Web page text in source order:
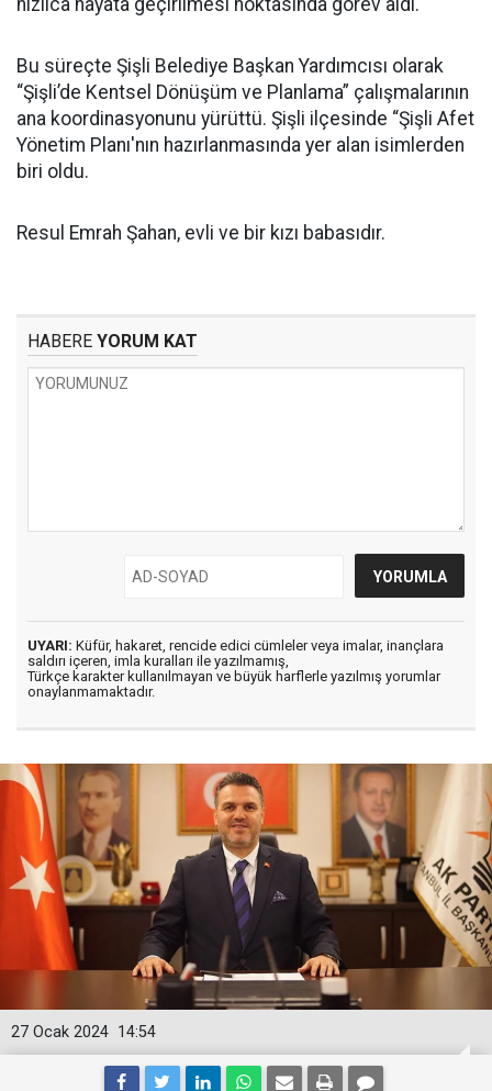
hızlıca hayata geçirilmesi noktasında görev aldı.
Bu süreçte Şişli Belediye Başkan Yardımcısı olarak
“Şişli’de Kentsel Dönüşüm ve Planlama” çalışmalarının
ana koordinasyonunu yürüttü. Şişli ilçesinde “Şişli Afet
Yönetim Planı'nın hazırlanmasında yer alan isimlerden
biri oldu.
Resul Emrah Şahan, evli ve bir kızı babasıdır.
HABERE YORUM KAT
UYARI: Küfür, hakaret, rencide edici cümleler veya imalar, inançlara
saldırı içeren, imla kuralları ile yazılmamış,
Türkçe karakter kullanılmayan ve büyük harflerle yazılmış yorumlar
onaylanmamaktadır.
14:54
27 Ocak 2024